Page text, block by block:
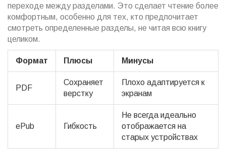
переходе между разделами. Это сделает чтение более
комфортным, особенно для тех, кто предпочитает
смотреть определенные разделы, не читая всю книгу
целиком.
Формат Плюсы Минусы
PDF
Сохраняет
верстку
Плохо адаптируется к
экранам
ePub Гибкость
Не всегда идеально
отображается на
старых устройствах